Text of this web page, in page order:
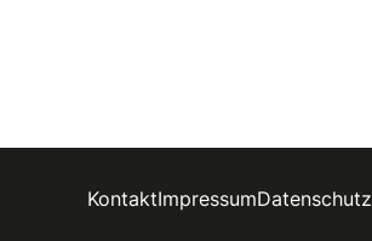
KontaktImpressumDatenschutz